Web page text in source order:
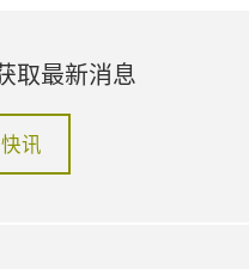
取最新消息
讯